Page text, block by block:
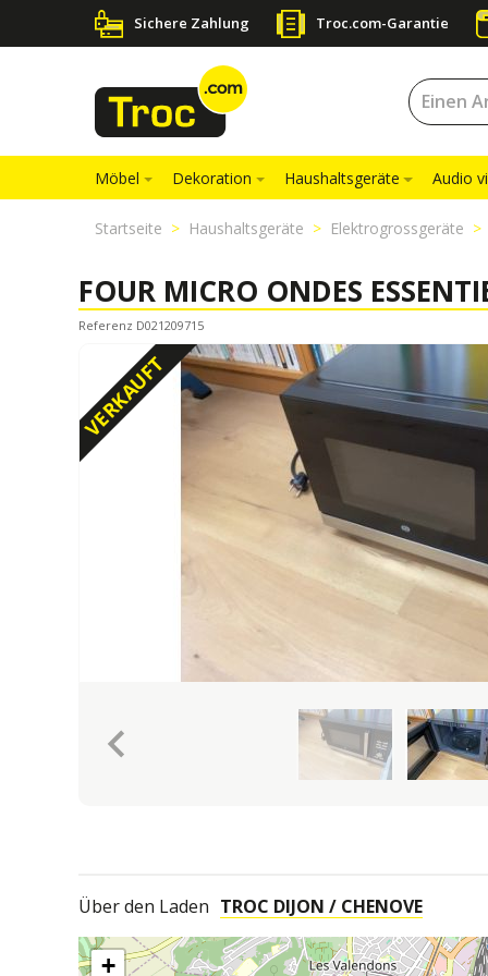
Sichere Zahlung Troc.com-Garantie
Möbel Dekoration Haushaltsgeräte Audio
Startseite Haushaltsgeräte Elektrogrossgeräte
FOUR MICRO ONDES
Referenz D021209715
VERKAUFT
keyboard_arrow_left
Über den Laden TROC DIJON / CHENOVE
+